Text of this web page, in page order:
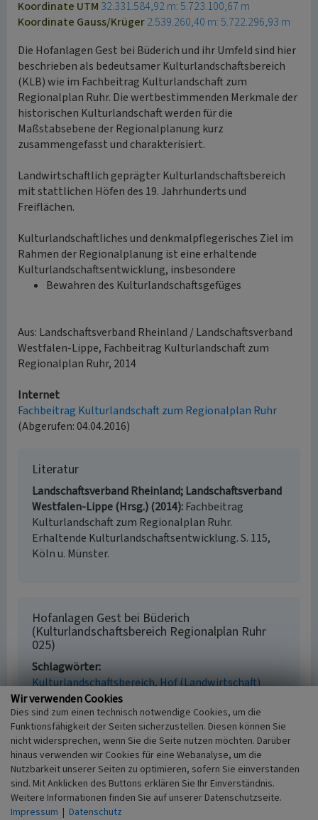
Koordinate UTM 32.331.584,92 m: 5.723.100,67 m
Koordinate Gauss/Krüger2.539.260,40 m: 5.722.296,93 m
Die Hofanlagen Gest bei Büderich und ihr Umfeld sind hier
beschrieben als bedeutsamer Kulturlandschaftsbereich
(KLB) wie im Fachbeitrag Kulturlandschaft zum
Regionalplan Ruhr. Die wertbestimmenden Merkmale der
historischen Kulturlandschaft werden für die
Maßstabsebene der Regionalplanung kurz
zusammengefasst und charakterisiert.
Landwirtschaftlich geprägter Kulturlandschaftsbereich
mit stattlichen Höfen des 19. Jahrhunderts und
Freiflächen.
Kulturlandschaftliches und denkmalpflegerisches Ziel im
Rahmen der Regionalplanung ist eine erhaltende
Kulturlandschaftsentwicklung, insbesondere
Bewahren des Kulturlandschaftsgefüges
Aus: Landschaftsverband Rheinland / Landschaftsverband
Westfalen-Lippe, Fachbeitrag Kulturlandschaft zum
Regionalplan Ruhr, 2014
Internet
Fachbeitrag Kulturlandschaft zum Regionalplan Ruhr
(Abgerufen: 04.04.2016)
Literatur
Landschaftsverband Rheinland; Landschaftsverband
Westfalen-Lippe (Hrsg.) (2014) Fachbeitrag
Kulturlandschaft zum Regionalplan Ruhr.
Erhaltende Kulturlandschaftsentwicklung. S. 115,
Köln u. Münster.
Hofanlagen Gest bei Büderich
(Kulturlandschaftsbereich Regionalplan Ruhr
025)
Schlagwörter
Kulturlandschaftsbereich Hof (Landwirtschaft)
Fachsicht(en)
Kulturlandschaftspflege, Archäologie,
Denkmalpflege, Landeskunde, Raumplanung
Erfassungsmaßstab
i.d.R. 1:25.000 (kleiner als 1:20.000)
Erfassungsmethode
Literaturauswertung, Geländebegehung/-
kartierung, Archivauswertung
Wir verwenden Cookies
Dies sind zum einen technisch notwendige Cookies, um die
Funktionsfähigkeit der Seiten sicherzustellen. Diesen können Sie
nicht widersprechen, wenn Sie die Seite nutzen möchten. Darüber
hinaus verwenden wir Cookies für eine Webanalyse, um die
Nutzbarkeit unserer Seiten zu optimieren, sofern Sie einverstanden
sind. Mit Anklicken des Buttons erklären Sie Ihr Einverständnis.
Weitere Informationen finden Sie auf unserer Datenschutzseite.
Impressum | Datenschutz